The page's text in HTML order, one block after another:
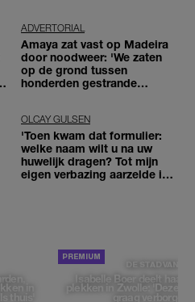
ADVERTORIAL
Amaya zat vast op Madeira
door noodweer: 'We zaten
op de grond tussen
honderden gestrande
OLCAY GULSEN
'Toen kwam dat formulier:
welke naam wilt u na uw
huwelijk dragen? Tot mijn
eigen verbazing aarzelde ik
in
thuis'
DE STAD VAN
Isabelle Boer deelt haar
plekken in Zwolle: 'Deze
graag verborgen'